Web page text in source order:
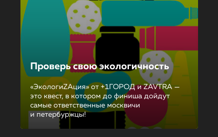
Проверь свою экологичность
«ЭкологиZAция» от +1ГОРОД и ZAVTRA —
это квест, в котором до финиша дойдут
самые ответственные москвичи
и петербуржцы!